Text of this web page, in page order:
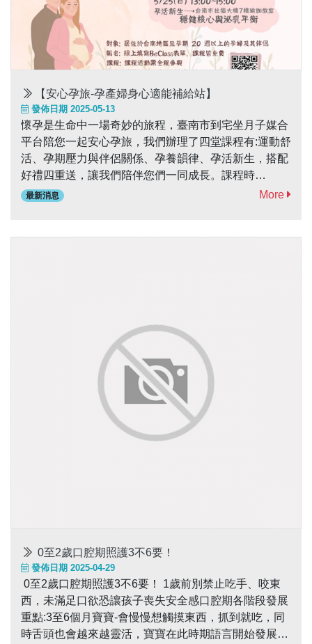
【安心孕旅-孕產婦身心適能補給站】
發佈日期 2025-05-13
懷孕是生命中一場奇妙的旅程，臺南市到宅坐月子媒合
平台陪您一起安心孕旅，我們辦理了四堂課程有:運動舒
活、孕期壓力與伴侶關係、孕養韻律、孕活新生，搭配
好禮四重送，讓我們陪伴您們一同成長。課程時
間: 5/17(六)時間:13:00-15:00課程名稱: 運動舒活-孕婦
最新消息 More
0至2歲口腔期照護3不6要！
發佈日期 2025-04-29
0至2歲口腔期照護3不6要！ 1歲前別禁止吃手、咬東
西，未滿足口欲恐讓孩子喪失安全感口腔期各階段發展
重點:3至6個月寶寶-會慢慢想觸摸東西，抓到就吃，同
時舌頭也會越來越靈活，寶寶在此時期語言開始發展，